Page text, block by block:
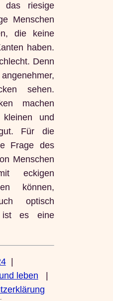
riesige
Menschen
die keine
haben.
Denn
sehen.
machen
und
Für die
Frage des
Menschen
eckigen
können,
optisch
ist es eine
|
leben